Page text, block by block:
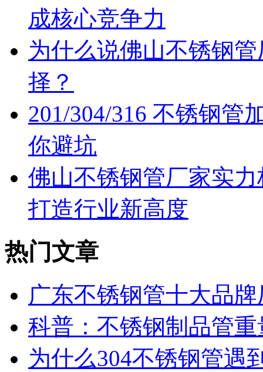
成核心竞争力
为什么说佛山不锈钢
择？
201/304/316 不锈钢管
你避坑
佛山不锈钢管厂家实
打造行业新高度
热门文章
广东不锈钢管十大品
科普：不锈钢制品管
为什么304不锈钢管遇